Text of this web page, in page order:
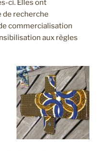
ci. Elles ont
de recherche
commercialisation
aux règles